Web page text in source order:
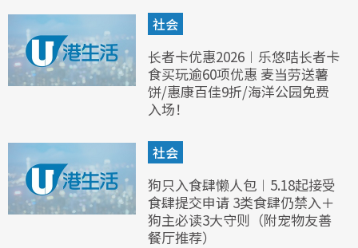
社会
长者卡优惠2026︱乐悠咭长者卡
食买玩逾60项优惠 麦当劳送薯
饼/惠康百佳9折/海洋公园免费
入场！
社会
狗只入食肆懒人包︱5.18起接受
食肆提交申请 3类食肆仍禁入＋
狗主必读3大守则（附宠物友善
餐厅推荐）